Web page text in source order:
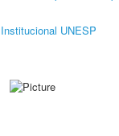
UNESP